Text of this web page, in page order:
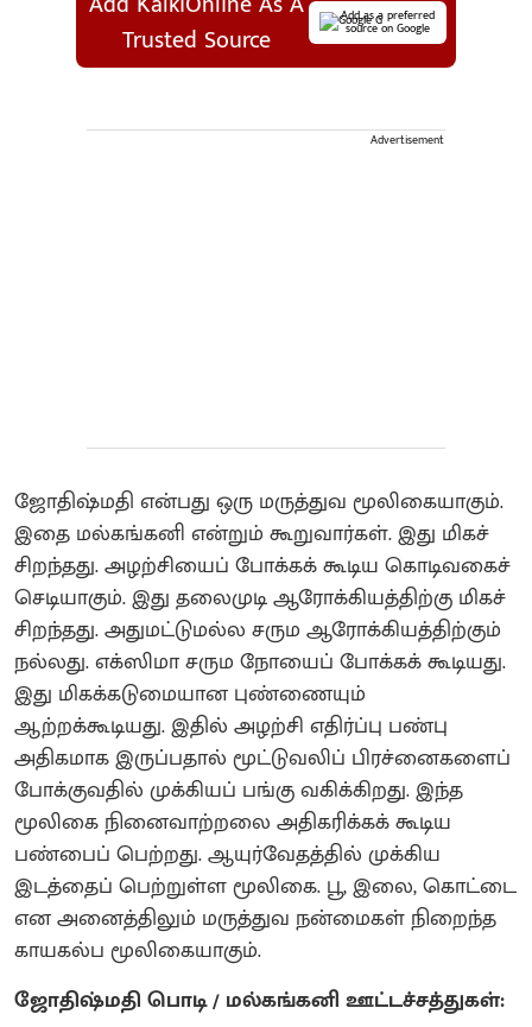
Trusted Source
Add as a preferred
source on Google
Advertisement
ஜோதிஷ்மதி என்பது ஒரு மருத்துவ மூலிகையாகும்.
இதை மல்கங்கனி என்றும் கூறுவார்கள்‌. இது மிகச்
சிறந்தது‌. அழற்சியைப் போக்கக் கூடிய கொடிவகைச்
செடியாகும்‌. இது தலைமுடி ஆரோக்கியத்திற்கு மிகச்
சிறந்தது‌. அதுமட்டுமல்ல சரும ஆரோக்கியத்திற்கும்
நல்லது. எக்ஸிமா சரும நோயைப் போக்கக் கூடியது.
இது மிகக்கடுமையான புண்ணையும்
ஆற்றக்கூடியது‌. இதில் அழற்சி எதிர்ப்பு பண்பு
அதிகமாக இருப்பதால் மூட்டுவலிப் பிரச்னைகளைப்
போக்குவதில் முக்கியப் பங்கு வகிக்கிறது. இந்த
மூலிகை நினைவாற்றலை அதிகரிக்கக் கூடிய
பண்பைப் பெற்றது‌. ஆயுர்வேதத்தில் முக்கிய
இடத்தைப் பெற்றுள்ள மூலிகை‌. பூ, இலை, கொட்டை
என அனைத்திலும் மருத்துவ நன்மைகள் நிறைந்த
காயகல்ப மூலிகையாகும்.
ஜோதிஷ்மதி பொடி / மல்கங்கனி ஊட்டச்சத்துகள்: